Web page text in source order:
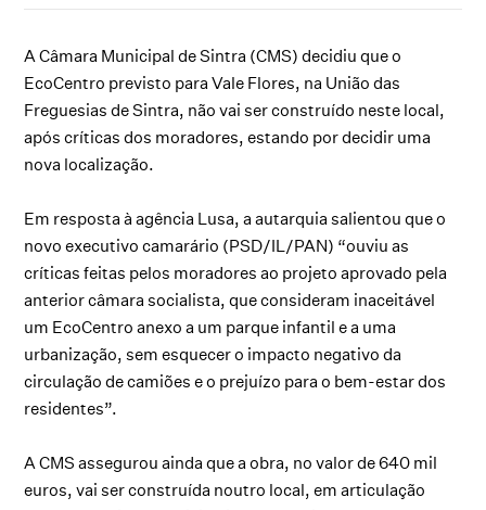
A Câmara Municipal de Sintra (CMS) decidiu que o
EcoCentro previsto para Vale Flores, na União das
Freguesias de Sintra, não vai ser construído neste local,
após críticas dos moradores, estando por decidir uma
nova localização.
Em resposta à agência Lusa, a autarquia salientou que o
novo executivo camarário (PSD/IL/PAN) “ouviu as
críticas feitas pelos moradores ao projeto aprovado pela
anterior câmara socialista, que consideram inaceitável
um EcoCentro anexo a um parque infantil e a uma
urbanização, sem esquecer o impacto negativo da
circulação de camiões e o prejuízo para o bem-estar dos
residentes”.
A CMS assegurou ainda que a obra, no valor de 640 mil
euros, vai ser construída noutro local, em articulação